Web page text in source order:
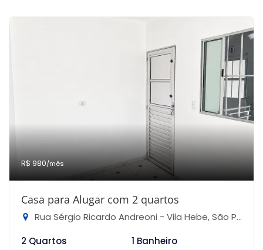
R$ 980/mês
Casa para Alugar com 2 quartos
Rua Sérgio Ricardo Andreoni - Vila Hebe, São Paulo-SP
2 Quartos
1 Banheiro